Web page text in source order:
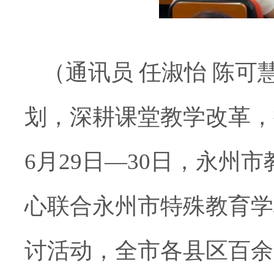
（通讯员 任淑怡 陈
划，深耕课堂教学改革
6月29日—30日，永州市
心联合永州市特殊教育
讨活动，全市各县区百